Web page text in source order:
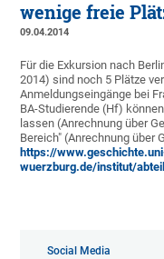
wenige freie
09.04.2014
Für die Exkursion nach
2014) sind noch 5 Plätze
Anmeldungseingänge bei
BA-Studierende (Hf)
lassen (Anrechnung über
Bereich" (Anrechnung über
https://
wuerzburg.de/institut/
Social Media